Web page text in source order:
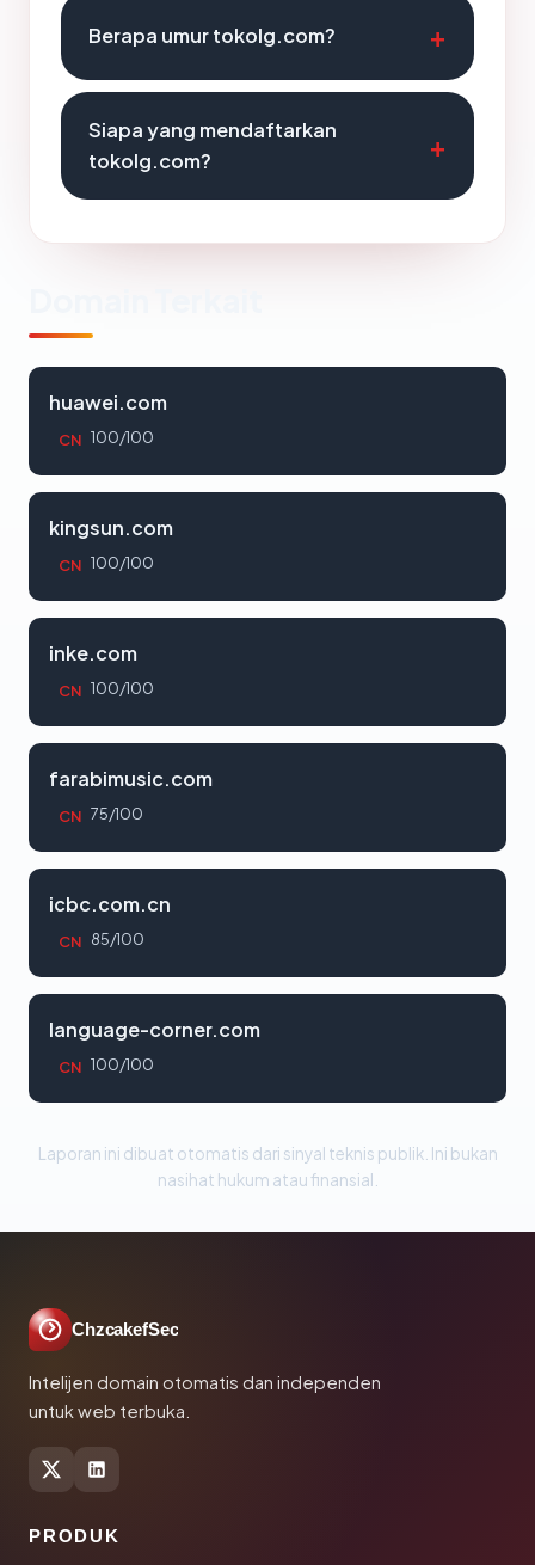
Berapa umur tokolg.com?
Siapa yang mendaftarkan
tokolg.com?
huawei.com
CN 100/100
kingsun.com
CN 100/100
inke.com
CN 100/100
farabimusic.com
CN 75/100
icbc.com.cn
CN 85/100
language-corner.com
CN 100/100
Laporan ini dibuat otomatis dari sinyal teknis publik. Ini bukan
nasihat hukum atau finansial.
ChzcakefSec
Intelijen domain otomatis dan independen
untuk web terbuka.
PRODUK